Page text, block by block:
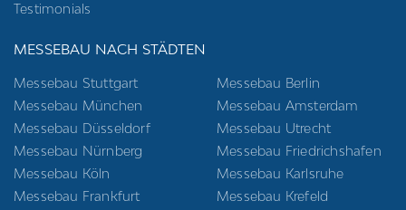
Testimonials
MESSEBAU NACH STÄDTEN
Messebau Stuttgart
Messebau München
Messebau Düsseldorf
Messebau Nürnberg
Messebau Köln
Messebau Frankfurt
Messebau Berlin
Messebau Amsterdam
Messebau Utrecht
Messebau Friedrichshafen
Messebau Karlsruhe
Messebau Krefeld